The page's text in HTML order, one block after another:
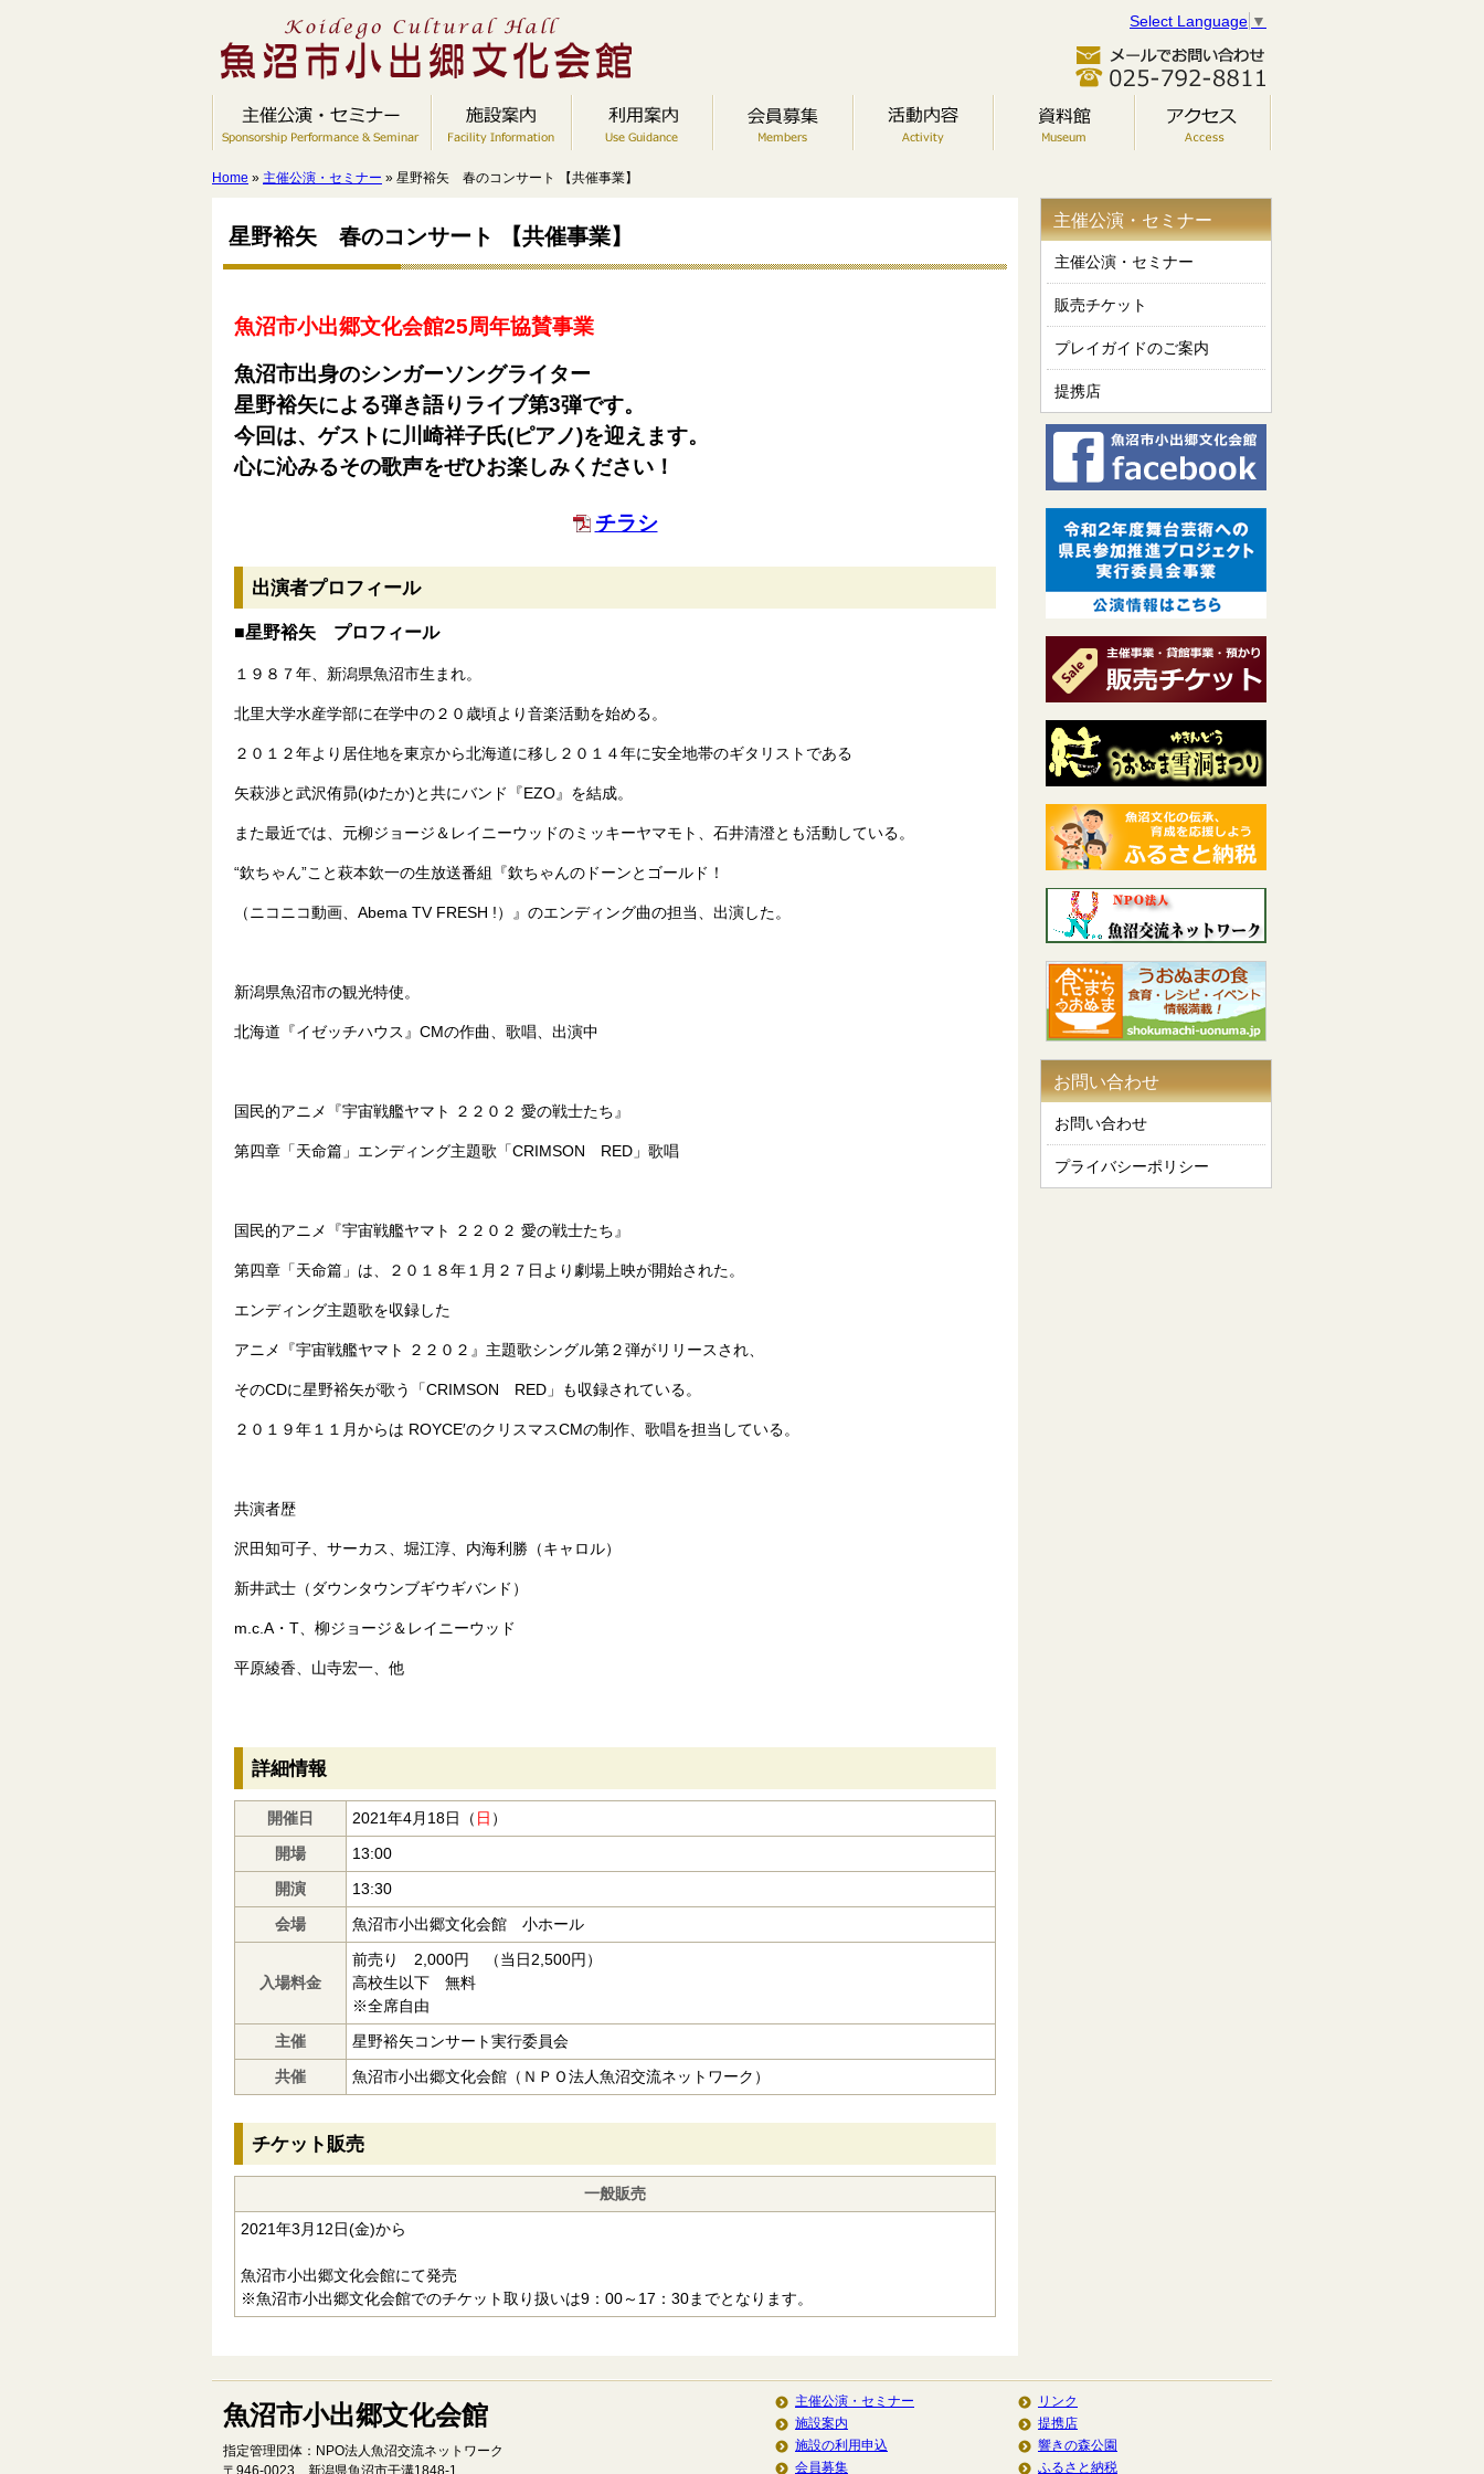
Select Language ▼
Home » 主催公演・セミナー » 星野裕矢 春のコンサート 【共催事業】
星野裕矢 春のコンサート 【共催事業】
魚沼市小出郷文化会館25周年協賛事業
魚沼市出身のシンガーソングライター
星野裕矢による弾き語りライブ第3弾です。
今回は、ゲストに川崎祥子氏(ピアノ)を迎えます。
心に沁みるその歌声をぜひお楽しみください！
チラシ
出演者プロフィール
■星野裕矢 プロフィール
１９８７年、新潟県魚沼市生まれ。
北里大学水産学部に在学中の２０歳頃より音楽活動を始める。
２０１２年より居住地を東京から北海道に移し２０１４年に安全地帯のギタリストである
矢萩渉と武沢侑昴(ゆたか)と共にバンド『EZO』を結成。
また最近では、元柳ジョージ＆レイニーウッドのミッキーヤマモト、石井清澄とも活動している。
“欽ちゃん”こと萩本欽一の生放送番組『欽ちゃんのドーンとゴールド！
（ニコニコ動画、Abema TV FRESH !）』のエンディング曲の担当、出演した。
新潟県魚沼市の観光特使。
北海道『イゼッチハウス』CMの作曲、歌唱、出演中
国民的アニメ『宇宙戦艦ヤマト ２２０２ 愛の戦士たち』
第四章「天命篇」エンディング主題歌「CRIMSON RED」歌唱
国民的アニメ『宇宙戦艦ヤマト ２２０２ 愛の戦士たち』
第四章「天命篇」は、２０１８年１月２７日より劇場上映が開始された。
エンディング主題歌を収録した
アニメ『宇宙戦艦ヤマト ２２０２』主題歌シングル第２弾がリリースされ、
そのCDに星野裕矢が歌う「CRIMSON RED」も収録されている。
２０１９年１１月からは ROYCE′のクリスマスCMの制作、歌唱を担当している。
共演者歴
沢田知可子、サーカス、堀江淳、内海利勝（キャロル）
新井武士（ダウンタウンブギウギバンド）
m.c.A・T、柳ジョージ＆レイニーウッド
平原綾香、山寺宏一、他
詳細情報
開催日 2021年4月18日（ 日 ）
開場
13:00
開演
13:30
会場
魚沼市小出郷文化会館 小ホール
入場料金
前売り 2,000円 （当日2,500円）
高校生以下 無料
※全席自由
主催
星野裕矢コンサート実行委員会
共催
魚沼市小出郷文化会館（ＮＰＯ法人魚沼交流ネットワーク）
チケット販売
一般販売
2021年3月12日(金)から
魚沼市小出郷文化会館にて発売
※魚沼市小出郷文化会館でのチケット取り扱いは9：00～17：30までとなります。
主催公演・セミナー
主催公演・セミナー
販売チケット
プレイガイドのご案内
提携店
お問い合わせ
お問い合わせ
プライバシーポリシー
魚沼市小出郷文化会館
指定管理団体：NPO法人魚沼交流ネットワーク
〒946‐0023 新潟県魚沼市干溝1848‐1
主催公演・セミナー
施設案内
施設の利用申込
会員募集
リンク
提携店
響きの森公園
ふるさと納税